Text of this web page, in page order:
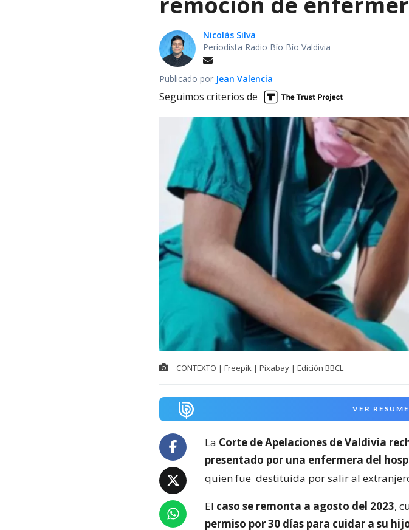
Nicolás Silva
Periodista Radio Bío Bío Valdivia
Publicado por Jean Valencia
Seguimos criterios de
CONTEXTO | Freepik | Pixabay | Edición BBCL
VER
La Corte de Apelaciones de Valdivia
presentado por una enfermera del
quien fue destituida por salir al
El caso se remonta a agosto del 2023,
permiso por 30 días para cuidar a su